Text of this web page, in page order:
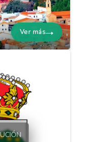
Ver más